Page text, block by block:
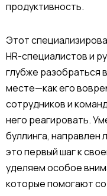
продуктивность.
Этот
HR-специалистов и
глубже разобраться
месте—как его
сотрудников и
него реагировать.
буллинга, направлен
это первый шаг к
уделяем особое
которые помогают